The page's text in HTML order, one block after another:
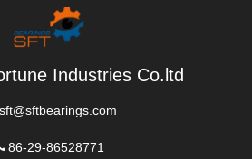
Industries Co.ltd
sft@sftbearings.com
86-29-86528771